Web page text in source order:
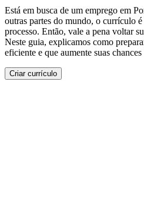
Está em busca de um emprego em
outras partes do mundo, o currículo é
processo. Então, vale a pena voltar
Neste guia, explicamos como
eficiente e que aumente suas
Criar currículo